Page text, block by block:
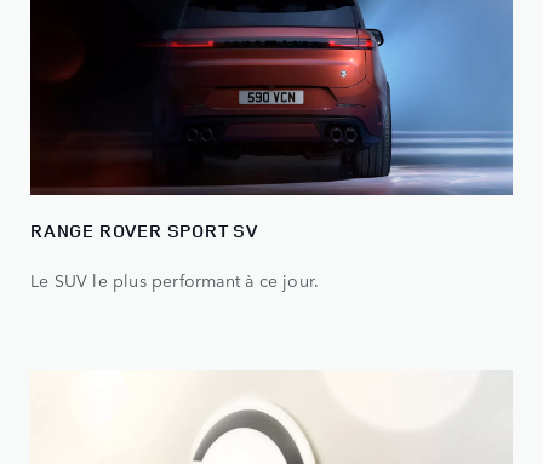
RANGE ROVER SPORT SV
Le SUV le plus performant à ce jour.